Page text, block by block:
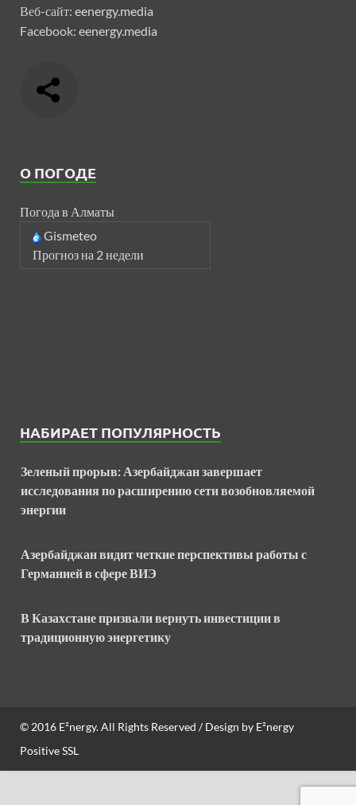
Веб-сайт: eenergy.media
Facebook: eenergy.media
О ПОГОДЕ
Погода в Алматы
Gismeteo
Прогноз на 2 недели
НАБИРАЕТ ПОПУЛЯРНОСТЬ
Зеленый прорыв: Азербайджан завершает
исследования по расширению сети возобновляемой
энергии
Азербайджан видит четкие перспективы работы с
Германией в сфере ВИЭ
В Казахстане призвали вернуть инвестиции в
традиционную энергетику
© 2016 E²nergy. All Rights Reserved / Design by E²nergy
Positive SSL